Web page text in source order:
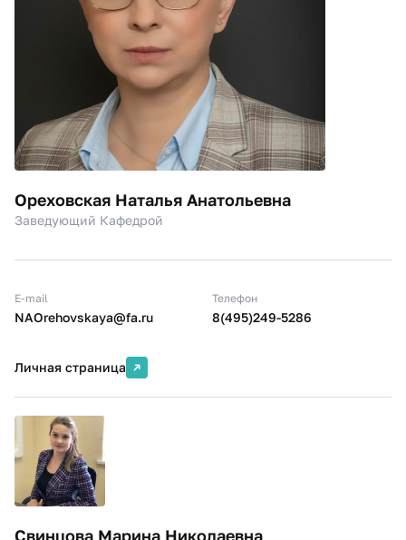
Ореховская Наталья Анатольевна
Заведующий Кафедрой
E-mail
NAOrehovskaya@fa.ru
Телефон
8(495)249-5286
Личная страница
Свинцова Марина Николаевна